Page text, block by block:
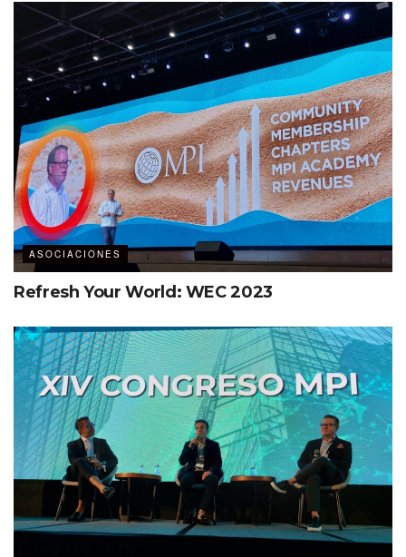
ASOCIACIONES
Refresh Your World: WEC 2023